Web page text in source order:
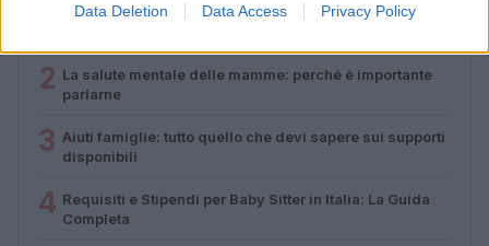
Data Deletion Data Access Privacy Policy
Diritti delle lavoratrici in gravidanza: guida completa e
2 La salute mentale delle mamme: perché è importante
parlarne
3 Aiuti famiglie: tutto quello che devi sapere sui supporti
disponibili
4 Requisiti e Stipendi per Baby Sitter in Italia: La Guida
Completa